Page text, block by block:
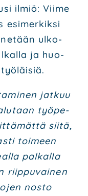
ilmiö: Vii­me
esi­mer­kik­si
ulko­
ja huo­
jat­kuu
työ­pe­
sii­tä,
toi­meen
pal­kal­la
riip­pu­vai­nen
nos­to